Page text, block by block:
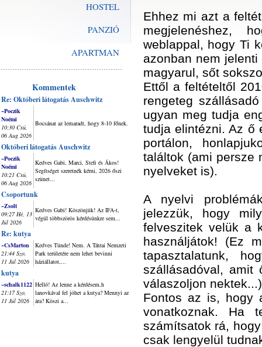
HOSTEL
PANZIÓ
APARTMAN
Kommentek
Re: Októberi látogatás Auschwitz
~Poczik
Noémi
10:30 Csü,
06 Aug 2026
Bocsánat az lemaradt, hogy 8-10 főnek.
Októberi látogatás Auschwitz
~Poczik
Noémi
10:21 Csü,
06 Aug 2026
Kedves Gabi, Marci, Stefi és Ákos!
Segítséget szeretnék kérni, 2026 őszi
szünet...
Csoportunk
~Zsolt
09:27 Hé, 13
Júl 2026
Kedves Gabi! Köszönjük! Az IFA-t,
végül többszörös kérdésünkre sem...
Re: kutya
~CsMarton
21:44 Szo,
11 Júl 2026
Kedves Tünde! Nem. A Tátrai Nemzeti
Park területére nem lehet bevinni
háziállatot,...
kutya
~schalk1122
21:17 Szo,
11 Júl 2026
Helló! Az lenne a kérdésem,h
lanovkával fel jöhet a kutya? Mennyi az
ára? Köszi a...
Ehhez mi azt a
megjelenéshez,
weblappal, hogy Ti
azonban nem
magyarul, sőt
Ettől a feltételtől
rengeteg
ugyan meg tudja
tudja elintézni. Az ő
portálon,
találtok (ami persze
nyelveket is).
A nyelvi
jelezzük, hogy
felveszitek velük a
használjátok! (Ez
tapasztalatunk,
szállásadóval, amit
válaszoljon nektek...)
Fontos az is, hogy
vonatkoznak. Ha
számítsatok rá,
csak lengyelül